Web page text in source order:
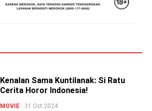
Kenalan Sama Kuntilanak: Si Ratu
Cerita Horor Indonesia!
MOVIE 31 Oct 2024